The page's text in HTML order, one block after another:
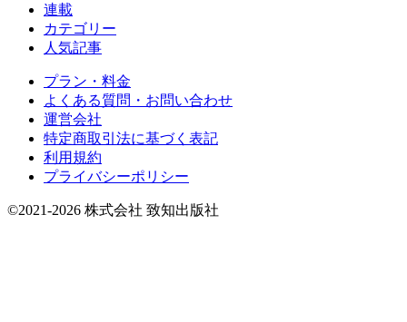
連載
カテゴリー
人気記事
プラン・料金
よくある質問・お問い合わせ
運営会社
特定商取引法に基づく表記
利用規約
プライバシーポリシー
©2021-2026 株式会社 致知出版社